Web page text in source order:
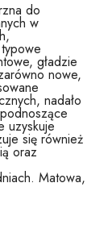
do
w
gładzie
nowe,
nadało
uzyskuje
się również
oraz
Matowa,